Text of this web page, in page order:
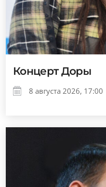
Концерт Доры
8 августа 2026, 17:00